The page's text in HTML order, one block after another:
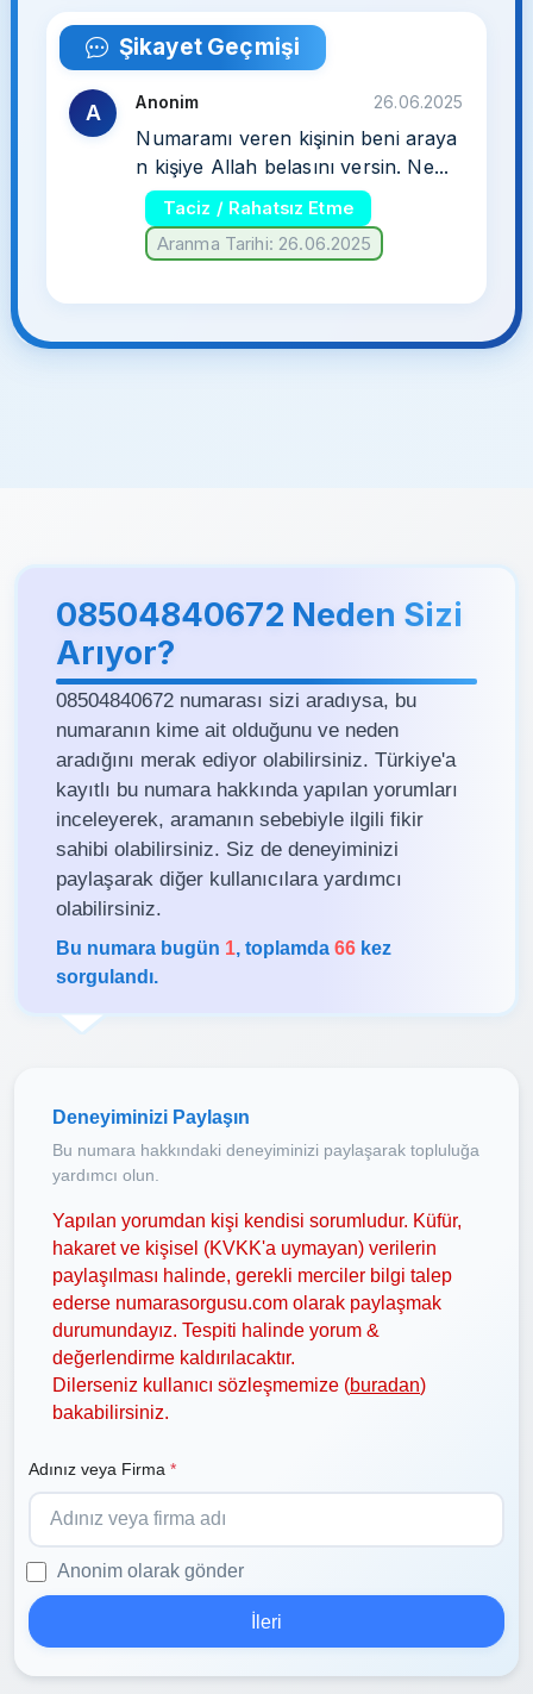
Şikayet Geçmişi
A Anonim 26.06.2025
Numaramı veren kişinin beni araya
n kişiye Allah belasını versin. Ne...
Taciz / Rahatsız Etme
Aranma Tarihi: 26.06.2025
08504840672 Neden Sizi
Arıyor?
08504840672 numarası sizi aradıysa, bu
numaranın kime ait olduğunu ve neden
aradığını merak ediyor olabilirsiniz. Türkiye'a
kayıtlı bu numara hakkında yapılan yorumları
inceleyerek, aramanın sebebiyle ilgili fikir
sahibi olabilirsiniz. Siz de deneyiminizi
paylaşarak diğer kullanıcılara yardımcı
olabilirsiniz.
Bu numara bugün 1, toplamda 66 kez
sorgulandı.
Deneyiminizi Paylaşın
Bu numara hakkındaki deneyiminizi paylaşarak topluluğa
yardımcı olun.
Yapılan yorumdan kişi kendisi sorumludur. Küfür,
hakaret ve kişisel (KVKK'a uymayan) verilerin
paylaşılması halinde, gerekli merciler bilgi talep
ederse numarasorgusu.com olarak paylaşmak
durumundayız. Tespiti halinde yorum &
değerlendirme kaldırılacaktır.
Dilerseniz kullanıcı sözleşmemize (buradan)
bakabilirsiniz.
Adınız veya Firma *
Anonim olarak gönder
İleri